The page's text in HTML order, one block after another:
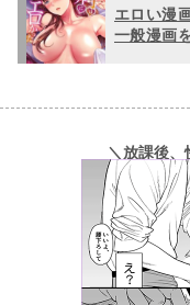
エロい漫
一般漫画
＼放課後